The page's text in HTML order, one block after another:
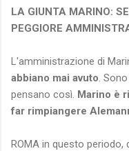
LA GIUNTA MARINO:
PEGGIORE
L'amministrazione di
abbiano mai avuto .
pensano così. Marino è
far rimpiangere
ROMA in questo periodo,